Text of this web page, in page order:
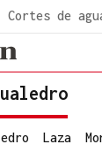
Cortes de
Laza